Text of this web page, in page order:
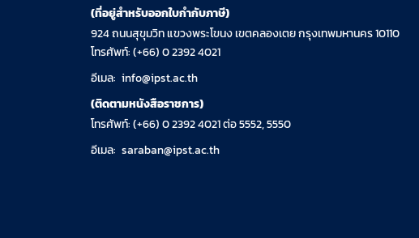
(ที่อยู่สำหรับออกใบกำกับภาษี)
924 ถนนสุขุมวิท แขวงพระโขนง เขตคลองเตย กรุงเทพมหานคร 10110
โทรศัพท์: (+66) 0 2392 4021
อีเมล: info@ipst.ac.th
(ติดตามหนังสือราชการ)
โทรศัพท์: (+66) 0 2392 4021 ต่อ 5552, 5550
อีเมล: saraban@ipst.ac.th